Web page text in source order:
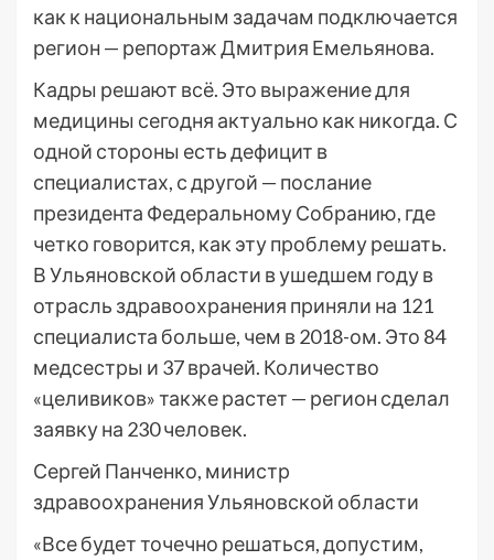
как к национальным задачам подключается
регион — репортаж Дмитрия Емельянова.
Кадры решают всё. Это выражение для
медицины сегодня актуально как никогда. С
одной стороны есть дефицит в
специалистах, с другой — послание
президента Федеральному Собранию, где
четко говорится, как эту проблему решать.
В Ульяновской области в ушедшем году в
отрасль здравоохранения приняли на 121
специалиста больше, чем в 2018-ом. Это 84
медсестры и 37 врачей. Количество
«целивиков» также растет — регион сделал
заявку на 230 человек.
Сергей Панченко, министр
здравоохранения Ульяновской области
«Все будет точечно решаться, допустим,